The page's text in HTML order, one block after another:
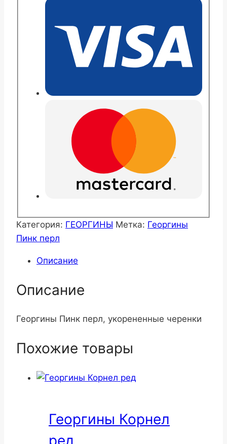
Категория: ГЕОРГИНЫ Метка: Георгины
Пинк перл
Описание
Описание
Георгины Пинк перл, укорененные черенки
Похожие товары
Георгины Корнел
ред